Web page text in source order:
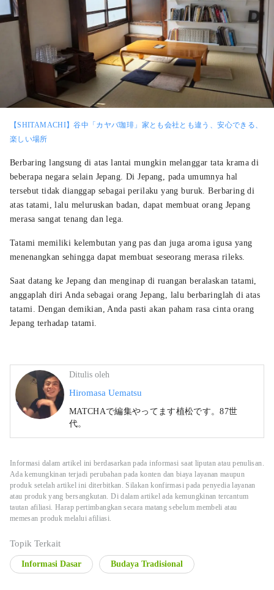
【SHITAMACHI】谷中「カヤバ珈琲」家とも会社とも違う、安心できる、
楽しい場所
Berbaring langsung di atas lantai mungkin melanggar tata krama di
beberapa negara selain Jepang. Di Jepang, pada umumnya hal
tersebut tidak dianggap sebagai perilaku yang buruk. Berbaring di
atas tatami, lalu meluruskan badan, dapat membuat orang Jepang
merasa sangat tenang dan lega.
Tatami memiliki kelembutan yang pas dan juga aroma igusa yang
menenangkan sehingga dapat membuat seseorang merasa rileks.
Saat datang ke Jepang dan menginap di ruangan beralaskan tatami,
anggaplah diri Anda sebagai orang Jepang, lalu berbaringlah di atas
tatami. Dengan demikian, Anda pasti akan paham rasa cinta orang
Jepang terhadap tatami.
Ditulis oleh
Hiromasa Uematsu
MATCHAで編集やってます植松です。87世
代。
Informasi dalam artikel ini berdasarkan pada informasi saat liputan atau penulisan.
Ada kemungkinan terjadi perubahan pada konten dan biaya layanan maupun
produk setelah artikel ini diterbitkan. Silakan konfirmasi pada penyedia layanan
atau produk yang bersangkutan. Di dalam artikel ada kemungkinan tercantum
tautan afiliasi. Harap pertimbangkan secara matang sebelum membeli atau
memesan produk melalui afiliasi.
Topik Terkait
Informasi Dasar Budaya Tradisional